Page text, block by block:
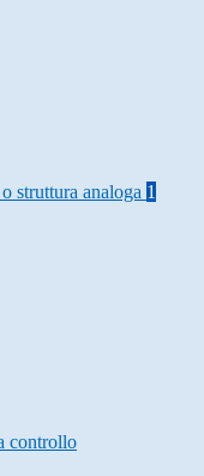
struttura analoga 1
controllo